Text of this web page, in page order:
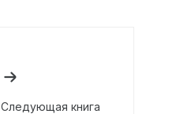
Следующая книга